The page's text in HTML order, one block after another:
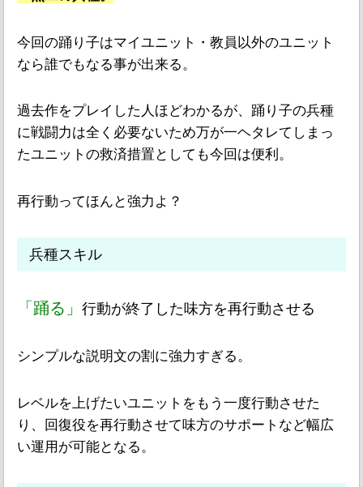
今回の踊り子はマイユニット・教員以外のユニット
なら誰でもなる事が出来る。
過去作をプレイした人ほどわかるが、踊り子の兵種
に戦闘力は全く必要ないため万が一ヘタレてしまっ
たユニットの救済措置としても今回は便利。
再行動ってほんと強力よ？
兵種スキル
「踊る」 行動が終了した味方を再行動させる
シンプルな説明文の割に強力すぎる。
レベルを上げたいユニットをもう一度行動させた
り、回復役を再行動させて味方のサポートなど幅広
い運用が可能となる。